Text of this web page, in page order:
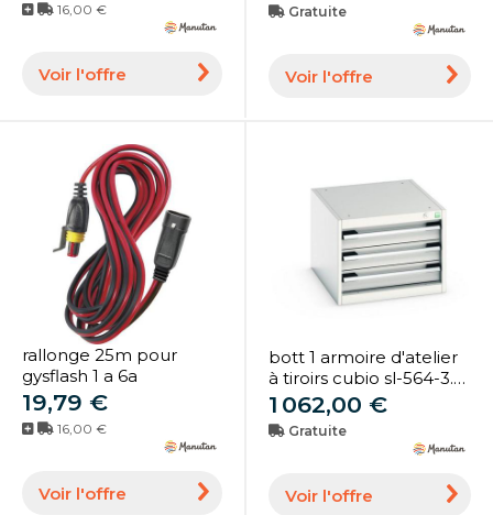
16,00 €
Voir l'offre
Gratuite
Voir l'offre
rallonge 25m pour
gysflash 1 a 6a
19,79 €
16,00 €
Voir l'offre
bott 1 armoire d'atelier
à tiroirs cubio sl-564-3.3
- bott
1 062,00 €
Gratuite
Voir l'offre